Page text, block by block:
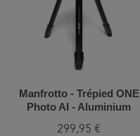
Manfrotto - Trépied ONE
Photo AI - Aluminium
299,95 €